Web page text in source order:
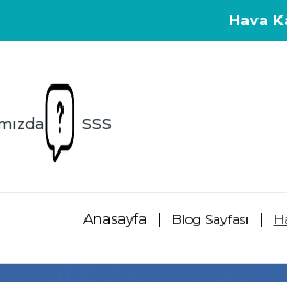
Hava
SSS
Anasayfa | Blog Sayfası |